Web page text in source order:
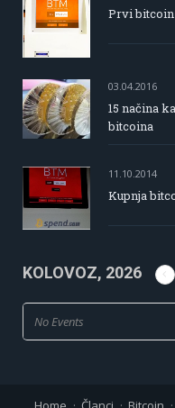
Prvi
03.04.2016
15 načina
bitcoina
11.10.2014
Kupnja
KOLOVOZ, 2026
No Events